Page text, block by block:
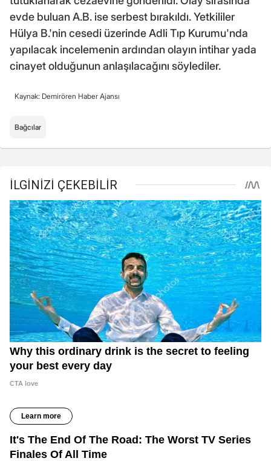
evde buluan A.B. ise serbest bırakıldı. Yetkililer
Hülya B.'nin cesedi üzerinde Adli Tıp Kurumu'nda
yapılacak incelemenin ardından olayın intihar yada
cinayet olduğunun anlaşılacağını söylediler.
Kaynak: Demirören Haber Ajansı
Bağcılar